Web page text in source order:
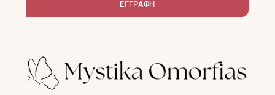
ΕΓΓΡΑΦΗ